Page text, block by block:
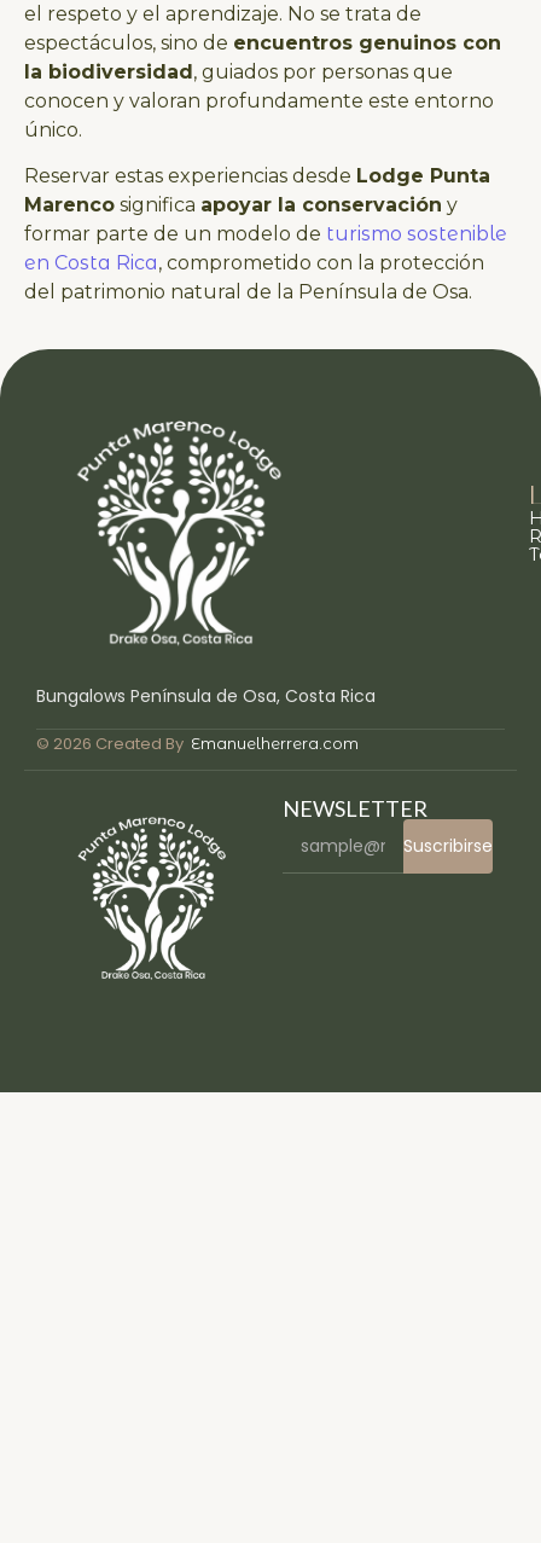
el respeto y el aprendizaje. No se trata de
espectáculos, sino de encuentros genuinos con
la biodiversidad, guiados por personas que
conocen y valoran profundamente este entorno
único.
Reservar estas experiencias desde Lodge Punta
Marenco significa apoyar la conservación y
formar parte de un modelo de turismo sostenible
en Costa Rica, comprometido con la protección
del patrimonio natural de la Península de Osa.
Bungalows Península de Osa, Costa Rica
© 2026 Created By Emanuelherrera.com
NEWSLETTER
Suscribirse